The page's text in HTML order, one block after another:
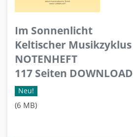
Im Sonnenlicht
Keltischer Musikzyklus
NOTENHEFT
117 Seiten DOWNLOAD
Neu!
(6 MB)